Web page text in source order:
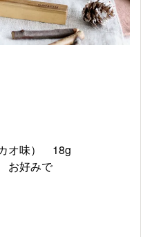
オ味） 18g
お好みで